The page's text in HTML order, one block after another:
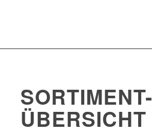
SORTIMENT-
ÜBERSICHT